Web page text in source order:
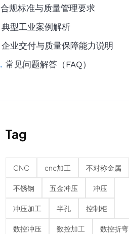
合规标准与质量管理要求
典型工业案例解析
企业交付与质量保障能力说明
常见问题解答（FAQ）
Tag
CNC cnc加工 不对称金属
不锈钢 五金冲压 冲压
冲压加工 半孔 控制柜
数控冲压 数控加工 数控折弯